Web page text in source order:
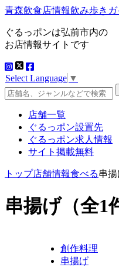
青森飲食店情報飲み歩き
ぐるっポンは弘前市内の
お店情報サイトです
Select Language ▼
店舗一覧
ぐるっポン設置先
ぐるっポン求人情報
サイト掲載無料
トップ店舗情報食べる串
串揚げ（全1
創作料理
串揚げ